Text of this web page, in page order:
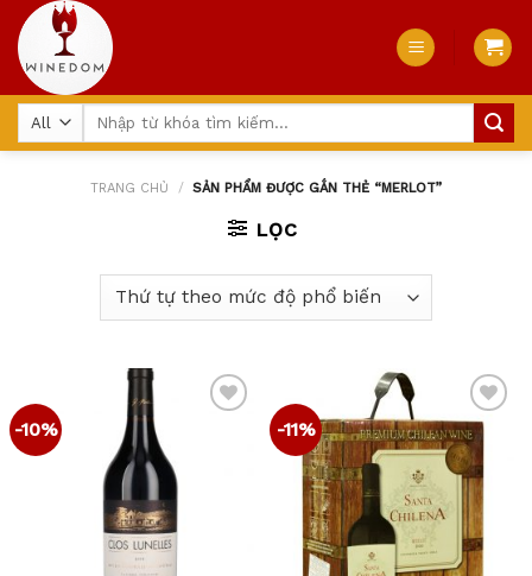
Skip
content
TRANG CHỦ / SẢN PHẨM ĐƯỢC GẮN THẺ “MERLOT”
LỌC
-10% -11%
Add
to
wishlist